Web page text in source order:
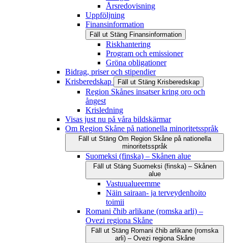
Årsredovisning
Uppföljning
Finansinformation
Fäll ut Stäng Finansinformation
Riskhantering
Program och emissioner
Gröna obligationer
Bidrag, priser och stipendier
Krisberedskap
Fäll ut Stäng Krisberedskap
Region Skånes insatser kring oro och
ångest
Krisledning
Visas just nu på våra bildskärmar
Om Region Skåne på nationella minoritetsspråk
Fäll ut Stäng Om Region Skåne på nationella
minoritetsspråk
Suomeksi (finska) – Skånen alue
Fäll ut Stäng Suomeksi (finska) – Skånen
alue
Vastuualueemme
Näin sairaan- ja terveydenhoito
toimii
Romani čhib arlikane (romska arli) –
Ovezi regiona Skåne
Fäll ut Stäng Romani čhib arlikane (romska
arli) – Ovezi regiona Skåne